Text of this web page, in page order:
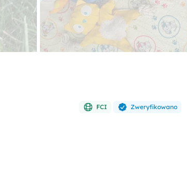
FCI Zweryfikowano